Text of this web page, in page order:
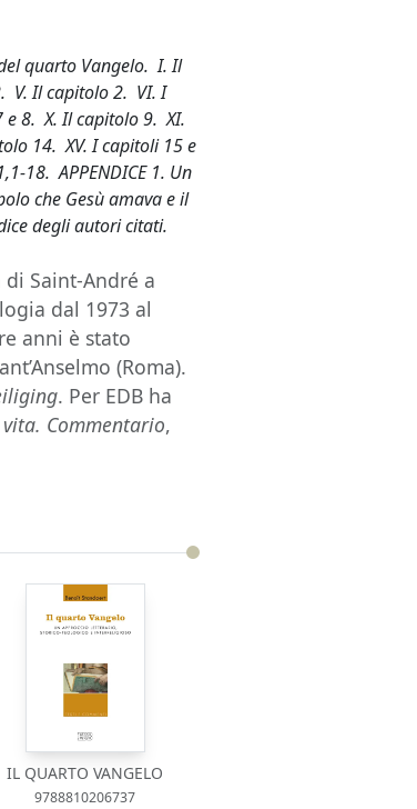
quarto Vangelo. I. Il
V. Il capitolo 2. VI. I
8. X. Il capitolo 9. XI.
14. XV. I capitoli 15 e
18. APPENDICE 1. Un
che Gesù amava e il
degli autori citati.
Saint-André a
dal 1973 al
anni è stato
(Roma).
. Per EDB ha
Commentario,
IL QUARTO VANGELO
9788810206737